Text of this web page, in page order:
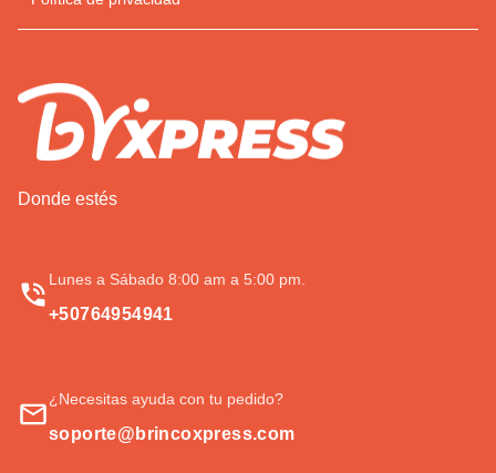
Donde estés
Lunes a Sábado 8:00 am a 5:00 pm.
+50764954941
¿Necesitas ayuda con tu pedido?
soporte@brincoxpress.com